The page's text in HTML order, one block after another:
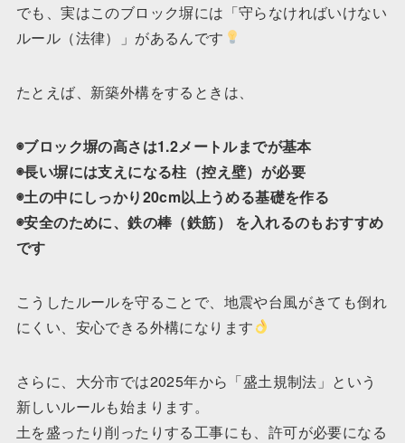
でも、実はこのブロック塀には「守らなければいけない
ルール（法律）」があるんです
たとえば、新築外構をするときは、
◉ブロック塀の高さは1.2メートルまでが基本
◉長い塀には支えになる柱（控え壁）が必要
◉土の中にしっかり20cm以上うめる基礎を作る
◉安全のために、鉄の棒（鉄筋） を入れるのもおすすめ
です
こうしたルールを守ることで、地震や台風がきても倒れ
にくい、安心できる外構になります
さらに、大分市では2025年から「盛土規制法」という
新しいルールも始まります。
土を盛ったり削ったりする工事にも、許可が必要になる